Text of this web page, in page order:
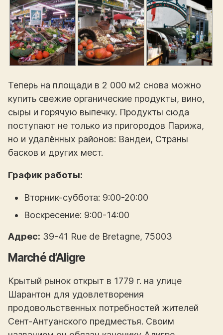
Теперь на площади в 2 000 м2 снова можно
купить свежие органические продукты, вино,
сыры и горячую выпечку. Продукты сюда
поступают не только из пригородов Парижа,
но и удалённых районов: Вандеи, Страны
басков и других мест.
График работы:
Вторник-суббота: 9:00-20:00
Воскресение: 9:00-14:00
Адрес: 39-41 Rue de Bretagne, 75003
Marché d’Aligre
Крытый рынок открыт в 1779 г. на улице
Шарантон для удовлетворения
продовольственных потребностей жителей
Сент-Антуанского предместья. Своим